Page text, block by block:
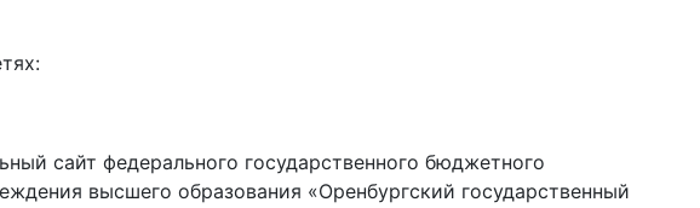
сайт федерального государственного бюджетного
высшего образования «Оренбургский государственный